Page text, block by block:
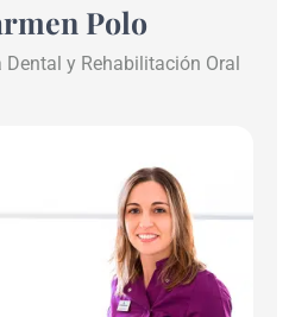
Polo
y Rehabilitación Oral